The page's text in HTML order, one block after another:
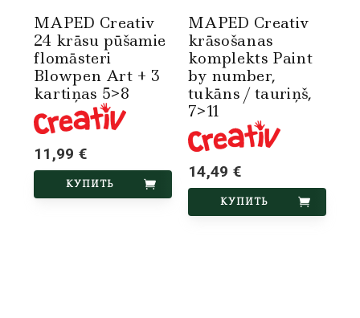
MAPED Creativ
24 krāsu pūšamie
flomāsteri
Blowpen Art + 3
kartiņas 5>8
11,99 €
КУПИТЬ
MAPED Creativ
krāsošanas
komplekts Paint
by number,
tukāns / tauriņš,
7>11
14,49 €
КУПИТЬ